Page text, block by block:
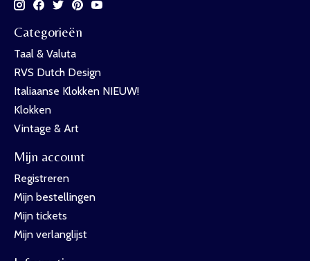
Categorieën
Taal & Valuta
RVS Dutch Design
Italiaanse Klokken NIEUW!
Klokken
Vintage & Art
Mijn account
Registreren
Mijn bestellingen
Mijn tickets
Mijn verlanglijst